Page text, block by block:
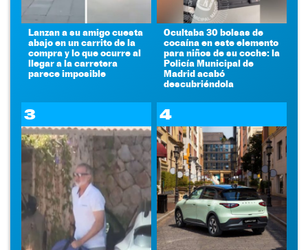
Lanzan a su amigo cuesta
abajo en un carrito de la
compra y lo que ocurre al
llegar a la carretera
parece imposible
Ocultaba 30 bolsas de
cocaína en este elemento
para niños de su coche: la
Policía Municipal de
Madrid acabó
descubriéndola
3 4